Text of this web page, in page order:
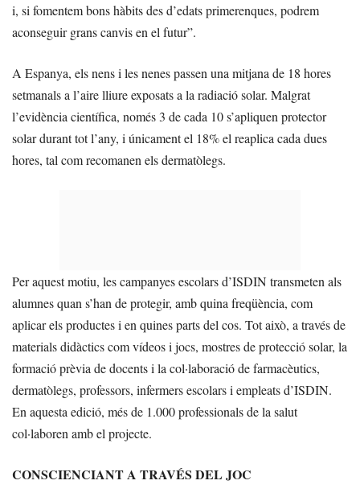
i, si fomentem bons hàbits des d’edats primerenques, podrem
aconseguir grans canvis en el futur”.
A Espanya, els nens i les nenes passen una mitjana de 18 hores
setmanals a l’aire lliure exposats a la radiació solar. Malgrat
l’evidència científica, només 3 de cada 10 s’apliquen protector
solar durant tot l’any, i únicament el 18% el reaplica cada dues
hores, tal com recomanen els dermatòlegs.
Per aquest motiu, les campanyes escolars d’ISDIN transmeten als
alumnes quan s’han de protegir, amb quina freqüència, com
aplicar els productes i en quines parts del cos. Tot això, a través de
materials didàctics com vídeos i jocs, mostres de protecció solar, la
formació prèvia de docents i la col·laboració de farmacèutics,
dermatòlegs, professors, infermers escolars i empleats d’ISDIN.
En aquesta edició, més de 1.000 professionals de la salut
col·laboren amb el projecte.
CONSCIENCIANT A TRAVÉS DEL JOC